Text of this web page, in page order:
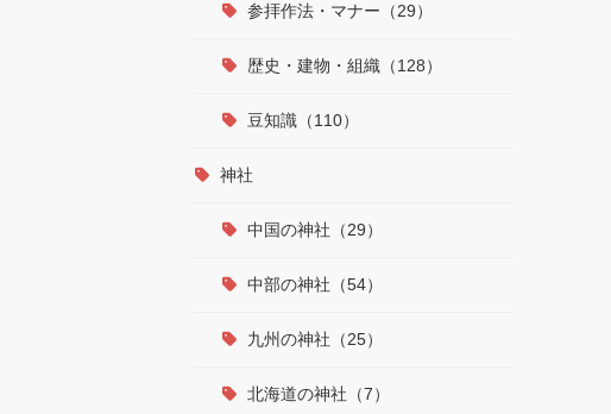
参拝作法・マナー（29）
歴史・建物・組織（128）
豆知識（110）
神社
中国の神社（29）
中部の神社（54）
九州の神社（25）
北海道の神社（7）